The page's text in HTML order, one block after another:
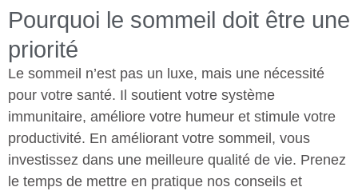
Pourquoi le sommeil doit être une
priorité
Le sommeil n’est pas un luxe, mais une nécessité
pour votre santé. Il soutient votre système
immunitaire, améliore votre humeur et stimule votre
productivité. En améliorant votre sommeil, vous
investissez dans une meilleure qualité de vie. Prenez
le temps de mettre en pratique nos conseils et